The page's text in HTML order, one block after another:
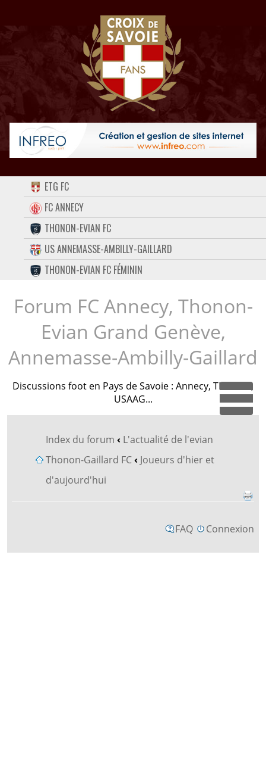
ACCUEIL
FORUM
CONTACT
FACEBOOK
TWITTER
INSTAGRAM
ETG FC
FC ANNECY
THONON-EVIAN FC
US ANNEMASSE-AMBILLY-GAILLARD
THONON-EVIAN FC FÉMININ
Forum FC Annecy, Thonon-
Evian Grand Genève,
Annemasse-Ambilly-Gaillard
Discussions foot en Pays de Savoie : Annecy, TEGG FC,
USAAG...
Index du forum ‹ L'actualité de l'evian
Thonon-Gaillard FC‹ Joueurs d'hier et
d'aujourd'hui
FAQ Connexion